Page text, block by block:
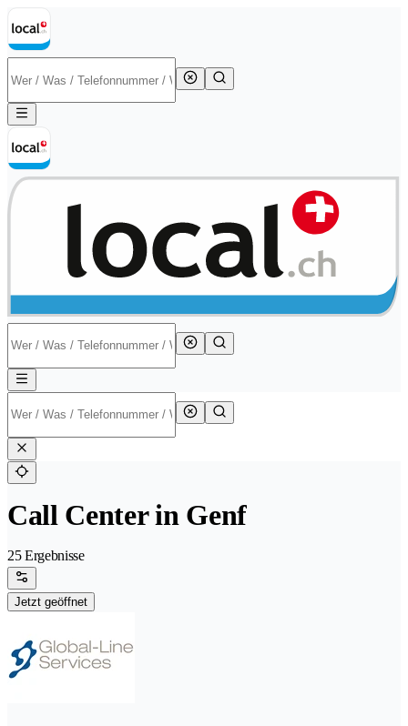
Call Center in Genf
25 Ergebnisse
Jetzt geöffnet